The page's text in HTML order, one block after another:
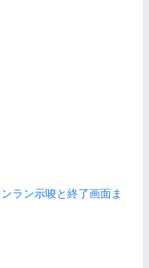
ラン示唆と終了画面ま